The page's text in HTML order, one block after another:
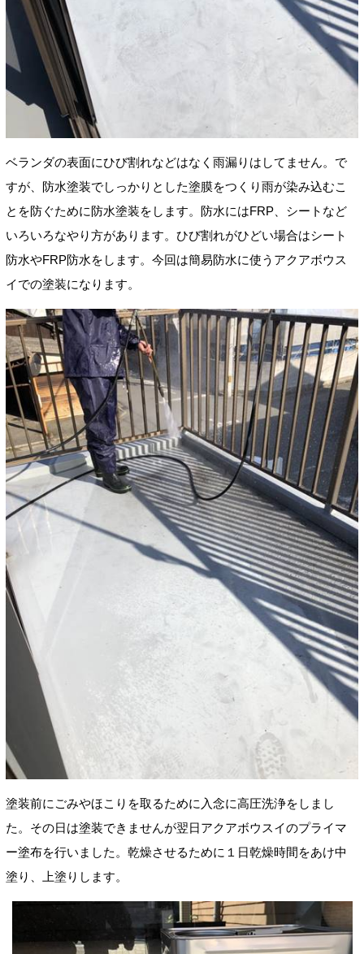
ベランダの表面にひび割れなどはなく雨漏りはしてません。で
すが、防水塗装でしっかりとした塗膜をつくり雨が染み込むこ
とを防ぐために防水塗装をします。防水にはFRP、シートなど
いろいろなやり方があります。ひび割れがひどい場合はシート
防水やFRP防水をします。今回は簡易防水に使うアクアボウス
イでの塗装になります。
塗装前にごみやほこりを取るために入念に高圧洗浄をしまし
た。その日は塗装できませんが翌日アクアボウスイのプライマ
ー塗布を行いました。乾燥させるために１日乾燥時間をあけ中
塗り、上塗りします。